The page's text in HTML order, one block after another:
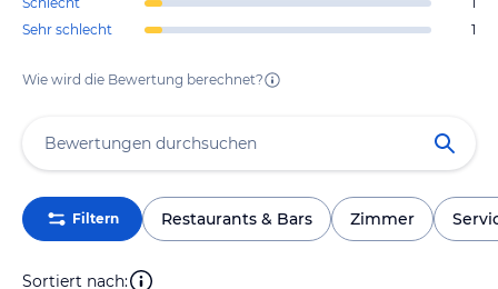
Sehr schlecht
1
Wie wird die Bewertung berechnet?
Filtern Restaurants & Bars Zimmer
Sortiert nach: